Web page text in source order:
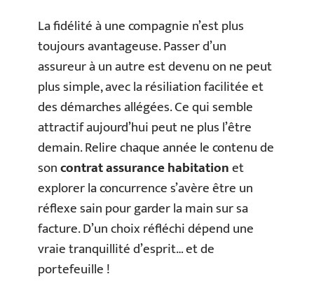
La fidélité à une compagnie n’est plus
toujours avantageuse. Passer d’un
assureur à un autre est devenu on ne peut
plus simple, avec la résiliation facilitée et
des démarches allégées. Ce qui semble
attractif aujourd’hui peut ne plus l’être
demain. Relire chaque année le contenu de
soncontrat assurance habitationet
explorer la concurrence s’avère être un
réflexe sain pour garder la main sur sa
facture. D’un choix réfléchi dépend une
vraie tranquillité d’esprit… et de
portefeuille !